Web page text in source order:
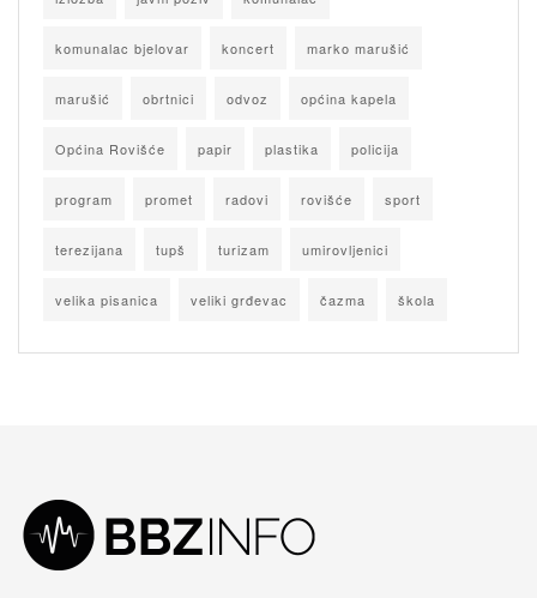
komunalac bjelovar koncert marko marušić
marušić obrtnici odvoz općina kapela
Općina Rovišće papir plastika policija
program promet radovi rovišće sport
terezijana tupš turizam umirovljenici
velika pisanica veliki grđevac čazma škola